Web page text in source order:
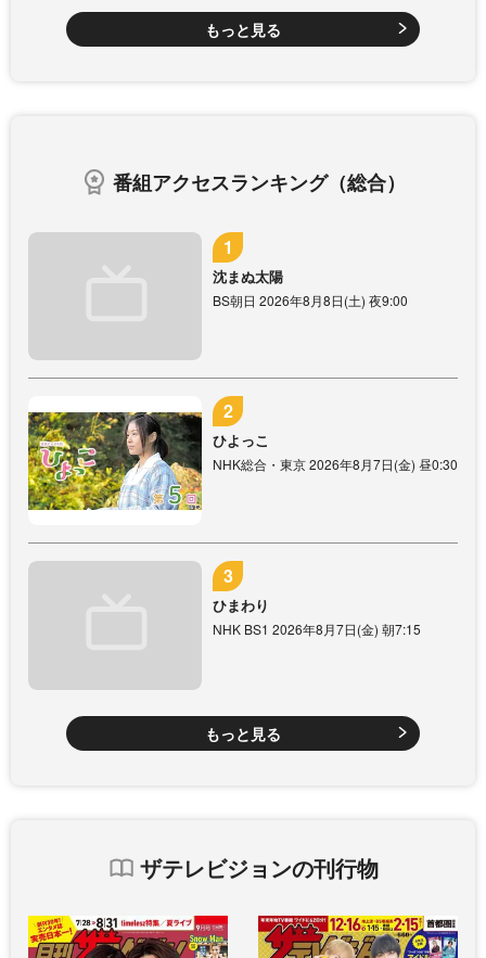
もっと見る
番組アクセスランキング（総合）
沈まぬ太陽
BS朝日 2026年8月8日(土) 夜9:00
ひよっこ
NHK総合・東京 2026年8月7日(金) 昼0:30
ひまわり
NHK BS1 2026年8月7日(金) 朝7:15
もっと見る
ザテレビジョンの刊行物